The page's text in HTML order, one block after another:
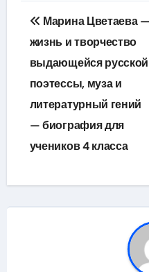
Навигация
по
записям
Марина Цветаева —
жизнь и творчество
выдающейся русской
поэтессы, муза и
литературный гений
— биография для
учеников 4 класса